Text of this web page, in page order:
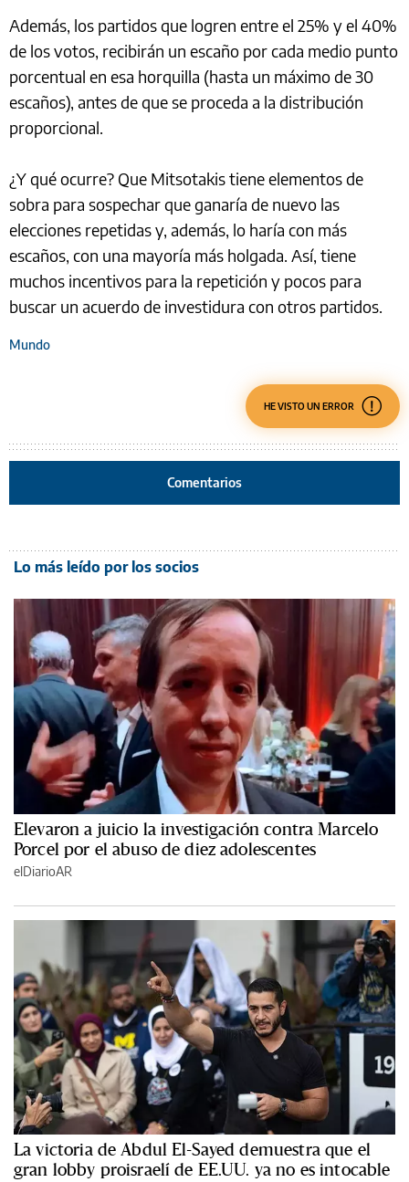
Además, los partidos que logren entre el 25% y el 40%
de los votos, recibirán un escaño por cada medio punto
porcentual en esa horquilla (hasta un máximo de 30
escaños), antes de que se proceda a la distribución
proporcional.
¿Y qué ocurre? Que Mitsotakis tiene elementos de
sobra para sospechar que ganaría de nuevo las
elecciones repetidas y, además, lo haría con más
escaños, con una mayoría más holgada. Así, tiene
muchos incentivos para la repetición y pocos para
buscar un acuerdo de investidura con otros partidos.
Mundo
HE VISTO UN ERROR
Comentarios
Lo más leído por los socios
Elevaron a juicio la investigación contra Marcelo
Porcel por el abuso de diez adolescentes
elDiarioAR
La victoria de Abdul El-Sayed demuestra que el
gran lobby proisraelí de EE.UU. ya no es intocable